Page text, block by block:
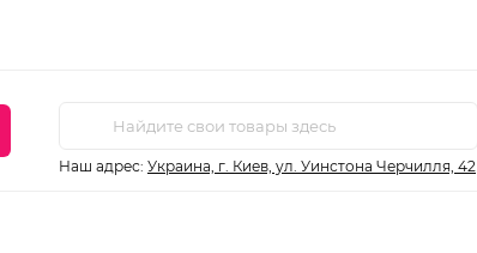
Наш адрес: Украина, г. Киев, ул. Уинстона Черчилля, 42